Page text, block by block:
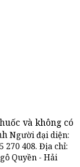
và không có
Người đại diện:
270 408. Địa chỉ:
Quyền - Hải